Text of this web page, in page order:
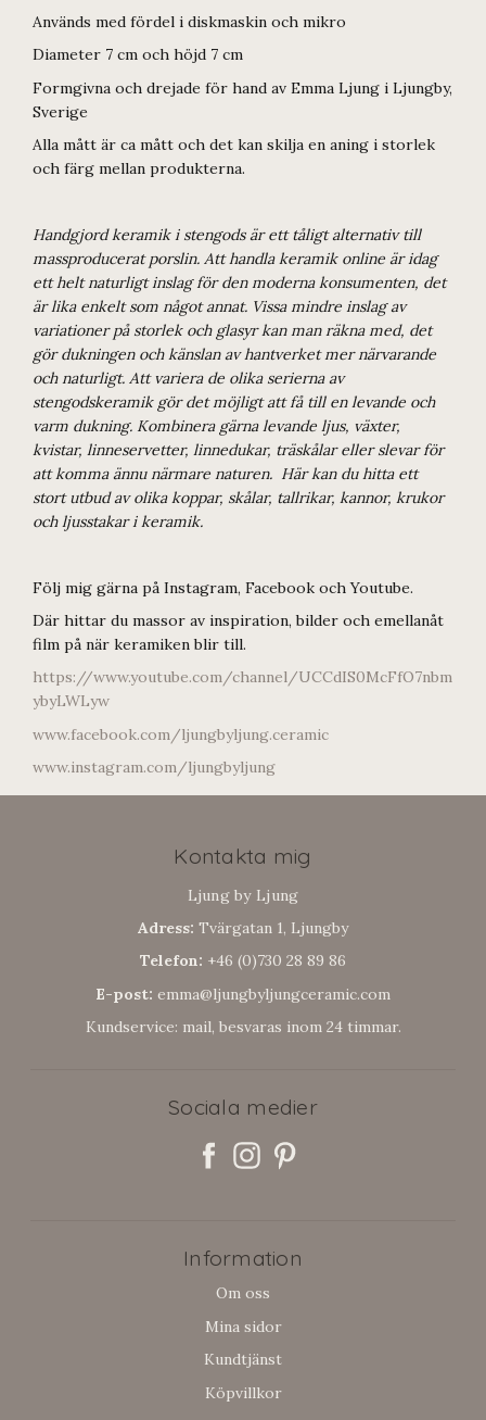
Används med fördel i diskmaskin och mikro
Diameter 7 cm och höjd 7 cm
Formgivna och drejade för hand av Emma Ljung i Ljungby,
Sverige
Alla mått är ca mått och det kan skilja en aning i storlek
och färg mellan produkterna.
Handgjord keramik i stengods är ett tåligt alternativ till
massproducerat porslin. Att handla keramik online är idag
ett helt naturligt inslag för den moderna konsumenten, det
är lika enkelt som något annat. Vissa mindre inslag av
variationer på storlek och glasyr kan man räkna med, det
gör dukningen och känslan av hantverket mer närvarande
och naturligt. Att variera de olika serierna av
stengodskeramik gör det möjligt att få till en levande och
varm dukning. Kombinera gärna levande ljus, växter,
kvistar, linneservetter, linnedukar, träskålar eller slevar för
att komma ännu närmare naturen. Här kan du hitta ett
stort utbud av olika koppar, skålar, tallrikar, kannor, krukor
och ljusstakar i keramik.
Följ mig gärna på Instagram, Facebook och Youtube.
Där hittar du massor av inspiration, bilder och emellanåt
film på när keramiken blir till.
https://www.youtube.com/channel/UCCdIS0McFfO7nbm
ybyLWLyw
www.facebook.com/ljungbyljung.ceramic
www.instagram.com/ljungbyljung
Kontakta mig
Ljung by Ljung
Adress: Tvärgatan 1, Ljungby
Telefon: +46 (0)730 28 89 86
E-post: emma@ljungbyljungceramic.com
Kundservice: mail, besvaras inom 24 timmar.
Sociala medier
Information
Om oss
Mina sidor
Kundtjänst
Köpvillkor